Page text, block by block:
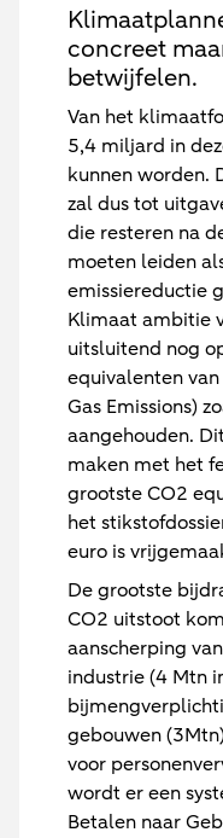
concreet
betwijfelen.
Van het
5,4 miljard in
kunnen worden.
zal dus tot
die resteren na
moeten leiden
emissiereductie
Klimaat ambitie
uitsluitend nog
equivalenten
Gas Emissions)
aangehouden.
maken met het
grootste CO2
het
euro is
De grootste
CO2 uitstoot
aanscherping
industrie (4 Mtn
gebouwen
voor
wordt er een
Betalen naar